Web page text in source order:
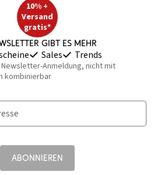
10% +
Versand
gratis*
gibt es mehr
Sales Trends
Anmeldung, nicht mit
kombinierbar
ABONNIEREN